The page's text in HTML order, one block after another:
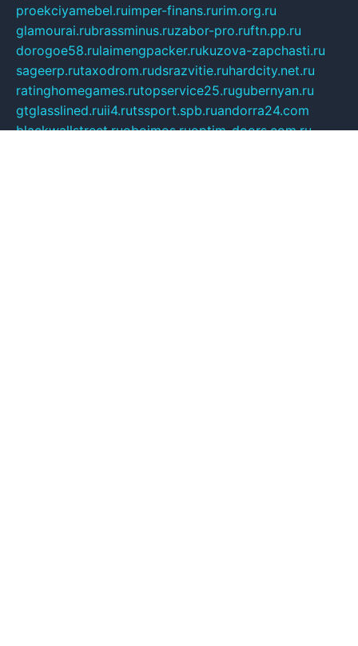
proekciyamebel.ruimper-finans.rurim.org.ru
glamourai.rubrassminus.ruzabor-pro.ruftn.pp.ru
dorogoe58.rulaimengpacker.rukuzova-zapchasti.ru
sageerp.rutaxodrom.rudsrazvitie.ruhardcity.net.ru
ratinghomegames.rutopservice25.rugubernyan.ru
gtglasslined.ruii4.rutssport.spb.ruandorra24.com
blackwallstreet.ruoboimos.ruoptim-doors.com.ru